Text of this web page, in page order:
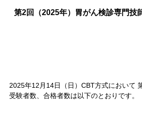
第2回（2025年）胃がん検診専門技
2025年12月14日（日）CBT方式において
受験者数、合格者数は以下のとおりです。